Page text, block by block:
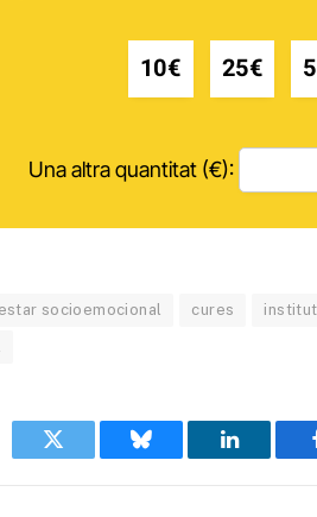
10€ 25€
Una altra quantitat (€):
socioemocional cures
Twitter Bluesky LinkedIn